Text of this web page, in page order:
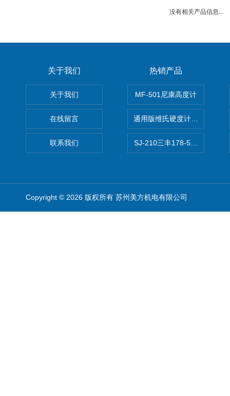
没有相关产品信息...
关于我们
关于我们
在线留言
联系我们
热销产品
MF-501尼康高度计
通用版维氏硬度计软件 自动
SJ-210三丰178-560-11DC粗
Copyright © 2026 版权所有 苏州美方机电有限公司